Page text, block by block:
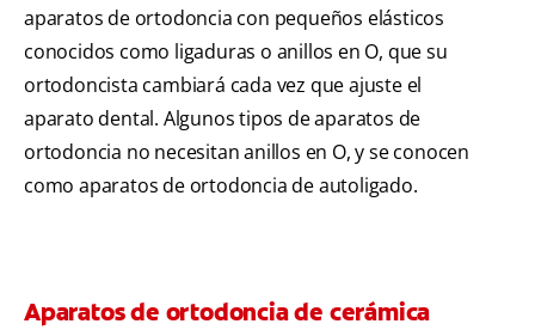
aparatos de ortodoncia con pequeños elásticos
conocidos como ligaduras o anillos en O, que su
ortodoncista cambiará cada vez que ajuste el
aparato dental. Algunos tipos de aparatos de
ortodoncia no necesitan anillos en O, y se conocen
como aparatos de ortodoncia de autoligado.
Aparatos de ortodoncia de cerámica